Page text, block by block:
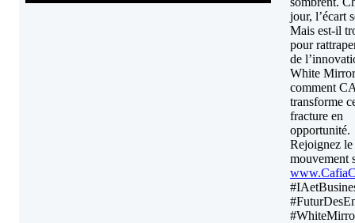
jour, l’écart
Mais est-il
pour
de
White
comment
transforme
fracture en
opportunité.
Rejoignez le
mouvement